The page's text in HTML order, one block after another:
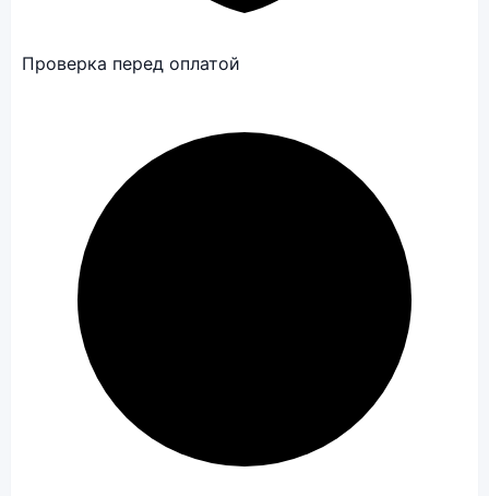
Проверка перед оплатой